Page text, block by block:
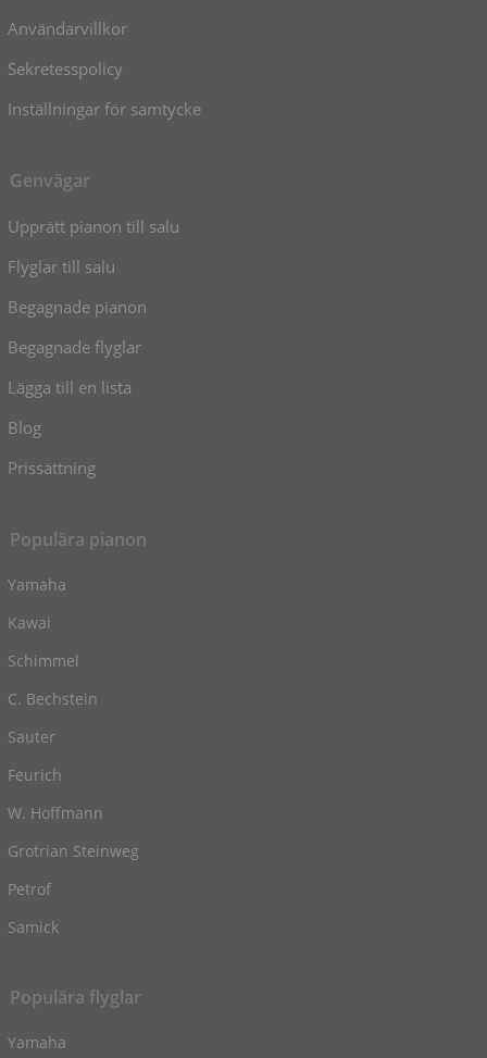
Användarvillkor
Sekretesspolicy
Inställningar för samtycke
Genvägar
Upprätt pianon till salu
Flyglar till salu
Begagnade pianon
Begagnade flyglar
Lägga till en lista
Blog
Prissättning
Populära pianon
Yamaha
Kawai
Schimmel
C. Bechstein
Sauter
Feurich
W. Hoffmann
Grotrian Steinweg
Petrof
Samick
Populära flyglar
Yamaha